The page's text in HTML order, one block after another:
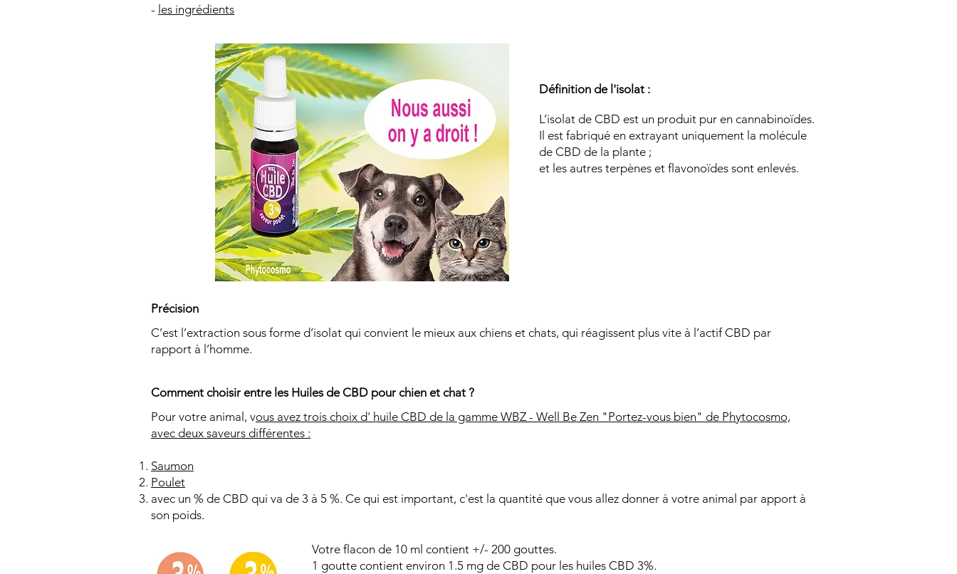
- les ingrédients
​Définition de l'isolat :
L’isolat de CBD est un produit pur en cannabinoïdes.
Il est fabriqué en extrayant uniquement la molécule
de CBD de la plante ;
et les autres terpènes et flavonoïdes sont enlevés.
Précision
C’est l’extraction sous forme d’isolat qui convient le mieux aux chiens et chats, qui réagissent plus vite à l’actif CBD par
rapport à l’homme.
Comment choisir entre les Huiles de CBD pour chien et chat ?
Pour votre animal, vous avez trois choix d' huile CBD de la gamme WBZ - Well Be Zen "Portez-vous bien" de Phytocosmo,
avec deux saveurs différentes :
Saumon
Poulet
avec un % de CBD qui va de 3 à 5 %. Ce qui est important, c'est la quantité que vous allez donner à votre animal par apport à
son poids.
Votre flacon de 10 ml contient +/- 200 gouttes.
1 goutte contient environ 1.5 mg de CBD pour les huiles CBD 3%.